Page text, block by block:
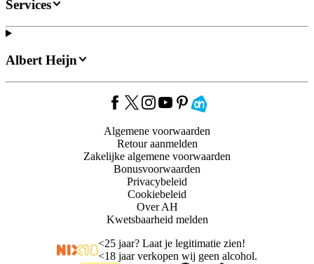
Services
Albert Heijn
Algemene voorwaarden
Retour aanmelden
Zakelijke algemene voorwaarden
Bonusvoorwaarden
Privacybeleid
Cookiebeleid
Over AH
Kwetsbaarheid melden
<25 jaar? Laat je legitimatie zien!
<18 jaar verkopen wij geen alcohol.